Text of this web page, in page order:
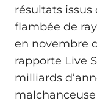
résultats issus
flambée de
en novembre
rapporte Live
milliards